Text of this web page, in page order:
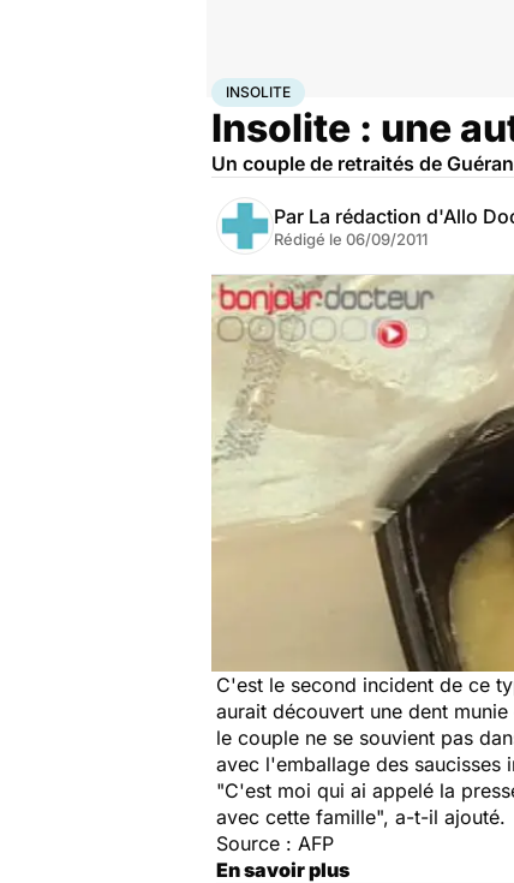
AccueilSantéInsolite
INSOLITE
Insolite : une
Un couple de retraités de
Par La rédaction d'Allo
Rédigé le 06/09/2011
C'est le second incident de ce
aurait découvert une dent
le couple ne se souvient pas
avec l'emballage des saucisses
"C'est moi qui ai appelé la
avec cette famille", a-t-il ajouté.
Source : AFP
En savoir plus